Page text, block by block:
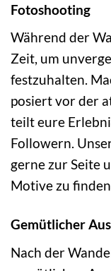
Fotoshooting
Während der
Zeit, um
festzuhalten.
posiert vor der
teilt eure
Followern.
gerne zur Seite
Motive zu
Gemütlicher
Nach der